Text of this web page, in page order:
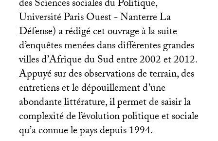
des Sciences sociales du Politique,
Université Paris Ouest - Nanterre La
Défense) a rédigé cet ouvrage à la suite
d’enquêtes menées dans différentes grandes
villes d’Afrique du Sud entre 2002 et 2012.
Appuyé sur des observations de terrain, des
entretiens et le dépouillement d’une
abondante littérature, il permet de saisir la
complexité de l’évolution politique et sociale
qu’a connue le pays depuis 1994.